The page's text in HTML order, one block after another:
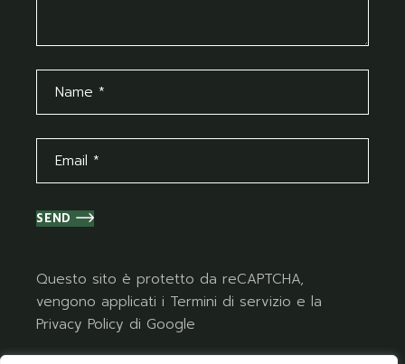
SEND
Questo sito è protetto da reCAPTCHA,
vengono applicati i Termini di servizio e la
Privacy Policy di Google